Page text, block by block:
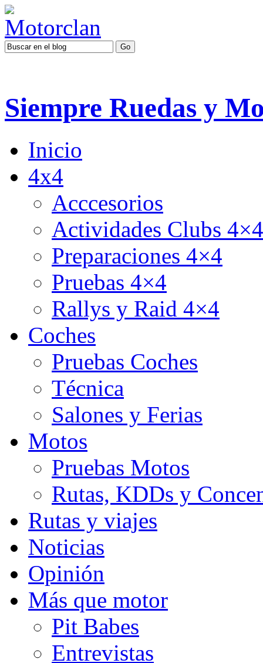
Siempre Ruedas y
Inicio
4x4
Acccesorios
Actividades Clubs 4×4
Preparaciones 4×4
Pruebas 4×4
Rallys y Raid 4×4
Coches
Pruebas Coches
Técnica
Salones y Ferias
Motos
Pruebas Motos
Rutas, KDDs y
Rutas y viajes
Noticias
Opinión
Más que motor
Pit Babes
Entrevistas